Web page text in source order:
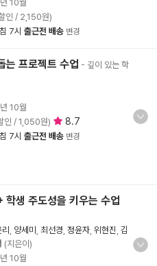
10월
인 / 2,150원)
7시 출근전 배송 변경
는 프로젝트 수업 - 깊이 있는 학
10월
인 / 1,050원) 8.7
7시 출근전 배송 변경
생 주도성을 키우는 수업
양세미 최선경 정윤자 위현진 김
(지은이)
10월